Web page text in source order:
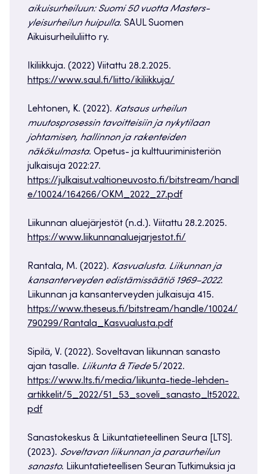
aikuisurheiluun: Suomi 50 vuotta Masters-
yleisurheilun huipulla. SAUL Suomen
Aikuisurheiluliitto ry.
Ikiliikkuja. (2022) Viitattu 28.2.2025.
https://www.saul.fi/liitto/ikiliikkuja/
Lehtonen, K. (2022). Katsaus urheilun
muutosprosessin tavoitteisiin ja nykytilaan
johtamisen, hallinnon ja rakenteiden
näkökulmasta. Opetus- ja kulttuuriministeriön
julkaisuja 2022:27.
https://julkaisut.valtioneuvosto.fi/bitstream/handl
e/10024/164266/OKM_2022_27.pdf
Liikunnan aluejärjestöt (n.d.). Viitattu 28.2.2025.
https://www.liikunnanaluejarjestot.fi/
Rantala, M. (2022). Kasvualusta. Liikunnan ja
kansanterveyden edistämissäätiö 1969–2022.
Liikunnan ja kansanterveyden julkaisuja 415.
https://www.theseus.fi/bitstream/handle/10024/
790299/Rantala_Kasvualusta.pdf
Sipilä, V. (2022). Soveltavan liikunnan sanasto
ajan tasalle. Liikunta & Tiede5/2022.
https://www.lts.fi/media/liikunta-tiede-lehden-
artikkelit/5_2022/51_53_soveli_sanasto_lt52022.
pdf
Sanastokeskus & Liikuntatieteellinen Seura [LTS].
(2023). Soveltavan liikunnan ja paraurheilun
sanasto. Liikuntatieteellisen Seuran Tutkimuksia ja